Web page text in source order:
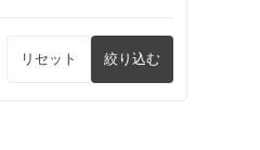
リセット 絞り込む